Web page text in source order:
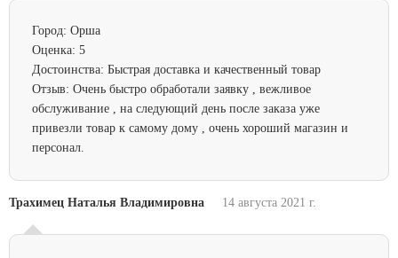
Город: Орша
Оценка: 5
Достоинства: Быстрая доставка и качественный товар
Отзыв: Очень быстро обработали заявку , вежливое
обслуживание , на следующий день после заказа уже
привезли товар к самому дому , очень хороший магазин и
персонал.
Трахимец Наталья Владимировна 14 августа 2021 г.